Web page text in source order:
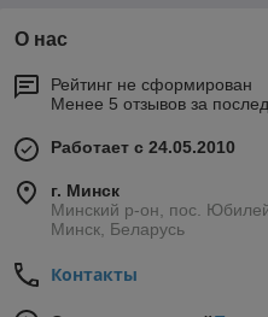
О нас
Рейтинг не сформирован
Менее 5 отзывов за
Работает с 24.05.2010
г. Минск
Минский р-он, пос.
Минск, Беларусь
Контакты